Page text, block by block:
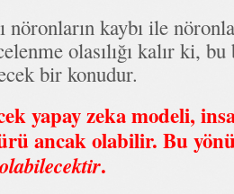
nöronların kaybı ile
olasılığı kalır ki,
bir konudur.
yapay zeka modeli,
ancak olabilir. Bu
.